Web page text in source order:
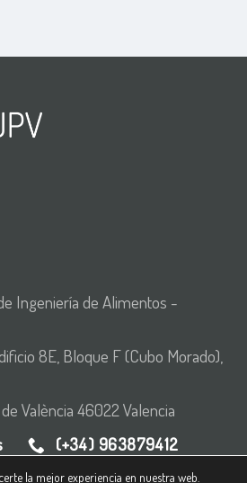
Ingeniería de Alimentos -
8E, Bloque F (Cubo Morado),
València 46022 Valencia
(+34) 963879412
la mejor experiencia en nuestra web.